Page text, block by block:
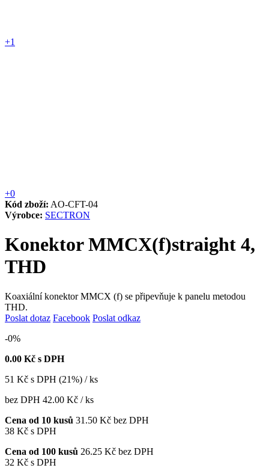
+1
+0
Kód zboží: AO-CFT-04
Výrobce: SECTRON
Konektor MMCX(f)straight 4,
THD
Koaxiální konektor MMCX (f) se připevňuje k panelu metodou
THD.
Poslat dotaz Facebook Poslat odkaz
-0%
0.00 Kč s DPH
51 Kč s DPH (21%) / ks
bez DPH 42.00 Kč / ks
Cena od 10 kusů 31.50 Kč bez DPH
38 Kč s DPH
Cena od 100 kusů 26.25 Kč bez DPH
32 Kč s DPH